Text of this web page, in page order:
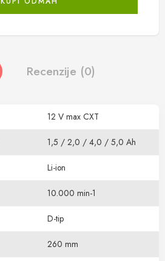
Recenzije (0)
12 V max CXT
1,5 / 2,0 / 4,0 / 5,0 Ah
Li-ion
10.000 min-1
D-tip
260 mm